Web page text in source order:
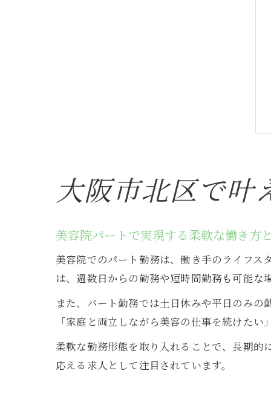
大阪市北区で叶
美容院パートで実現する柔軟な働き方
美容院でのパート勤務は、働き手のライフ
は、週数日からの勤務や短時間勤務も可能
また、パート勤務では土日休みや平日のみ
「家庭と両立しながら美容の仕事を続けた
柔軟な勤務形態を取り入れることで、長期
応える求人として注目されています。